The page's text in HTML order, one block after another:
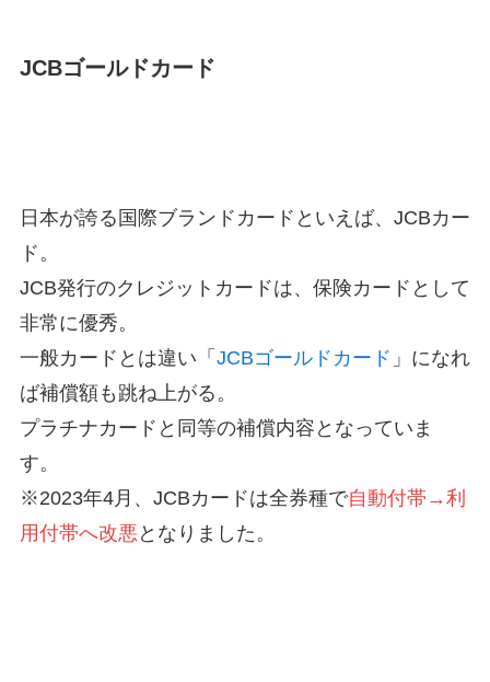
JCBゴールドカード
日本が誇る国際ブランドカードといえば、JCBカー
ド。
JCB発行のクレジットカードは、保険カードとして
非常に優秀。
一般カードとは違い「 JCBゴールドカード 」になれ
ば補償額も跳ね上がる。
プラチナカードと同等の補償内容となっていま
す。
※2023年4月、JCBカードは全券種で自動付帯→利
用付帯へ改悪 となりました。